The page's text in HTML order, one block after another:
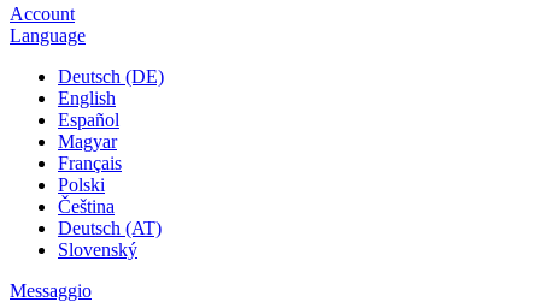
Account
Language
Deutsch (DE)
English
Español
Magyar
Français
Polski
Čeština
Deutsch (AT)
Slovenský
Messaggio